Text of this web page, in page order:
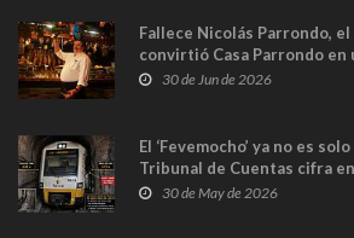
Fallece Nicolás Parrondo,
convirtió Casa Parrondo en
en Madrid
30 de Jun de 2026
El ‘Fevemocho’ ya no es
Tribunal de Cuentas cifra
sobrecoste de los trenes
30 de May de 2026